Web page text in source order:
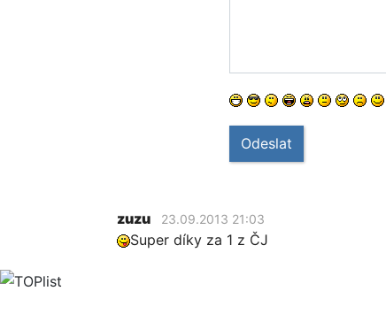
Odeslat
zuzu 23.09.2013 21:03
Super díky za 1 z ČJ